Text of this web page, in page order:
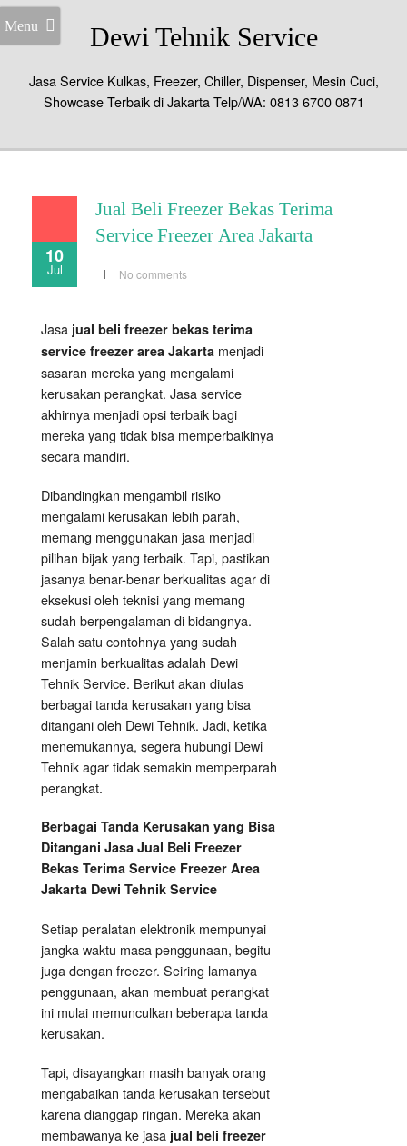
Menu Dewi Tehnik Service
Jasa Service Kulkas, Freezer, Chiller, Dispenser, Mesin Cuci,
Showcase Terbaik di Jakarta Telp/WA: 0813 6700 0871
10
Jul
Jual Beli Freezer Bekas Terima
Service Freezer Area Jakarta
No comments
Jasa jual beli freezer bekas terima
service freezer area Jakarta menjadi
sasaran mereka yang mengalami
kerusakan perangkat. Jasa service
akhirnya menjadi opsi terbaik bagi
mereka yang tidak bisa memperbaikinya
secara mandiri.
Dibandingkan mengambil risiko
mengalami kerusakan lebih parah,
memang menggunakan jasa menjadi
pilihan bijak yang terbaik. Tapi, pastikan
jasanya benar-benar berkualitas agar di
eksekusi oleh teknisi yang memang
sudah berpengalaman di bidangnya.
Salah satu contohnya yang sudah
menjamin berkualitas adalah Dewi
Tehnik Service. Berikut akan diulas
berbagai tanda kerusakan yang bisa
ditangani oleh Dewi Tehnik. Jadi, ketika
menemukannya, segera hubungi Dewi
Tehnik agar tidak semakin memperparah
perangkat.
Berbagai Tanda Kerusakan yang Bisa
Ditangani Jasa Jual Beli Freezer
Bekas Terima Service Freezer Area
Jakarta Dewi Tehnik Service
Setiap peralatan elektronik mempunyai
jangka waktu masa penggunaan, begitu
juga dengan freezer. Seiring lamanya
penggunaan, akan membuat perangkat
ini mulai memunculkan beberapa tanda
kerusakan.
Tapi, disayangkan masih banyak orang
mengabaikan tanda kerusakan tersebut
karena dianggap ringan. Mereka akan
membawanya ke jasa jual beli freezer